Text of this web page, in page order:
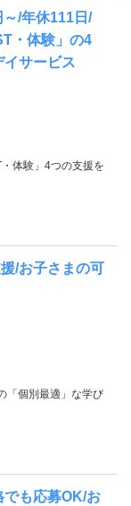
/年休111日/
・体験」の4
サービス
体験」4つの支援を
/お子さまの可
個別最適」な学び
でも応募OK/お